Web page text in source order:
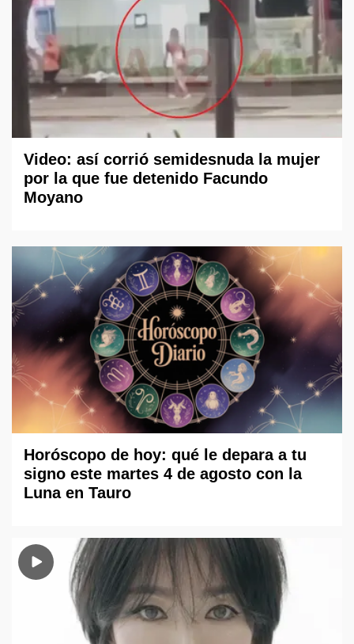
Video: así corrió semidesnuda la mujer
por la que fue detenido Facundo
Moyano
Horóscopo de hoy: qué le depara a tu
signo este martes 4 de agosto con la
Luna en Tauro